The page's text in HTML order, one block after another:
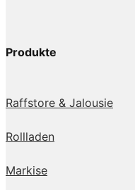
Produkte
Raffstore & Jalousie
Rollladen
Markise